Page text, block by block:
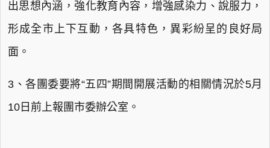
出思想內涵，強化教育內容，增強感染力、說服力，
形成全市上下互動，各具特色，異彩紛呈的良好局
面。
3、各團委要將“五四”期間開展活動的相關情況於5月
10日前上報團市委辦公室。